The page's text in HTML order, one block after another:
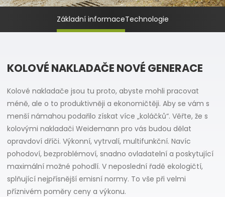
Základní informaceTechnologie
KOLOVÉ NAKLADAČE NOVÉ GENERACE
Kolové nakladače jsou tu proto, abyste mohli pracovat
méně, ale o to produktivněji a ekonomičtěji. Aby se vám s
menší námahou podařilo získat více „koláčků“. Věřte, že s
kolovými nakladači Weidemann pro vás budou dělat
opravdoví dříči. Výkonní, vytrvalí, multifunkční. Navíc
pohodoví, bezproblémoví, snadno ovladatelní a poskytující
maximální možné pohodlí. V neposlední řadě ekologičtí,
splňující nejpřísnější emisní normy. To vše při velmi
příznivém poměry ceny a výkonu.